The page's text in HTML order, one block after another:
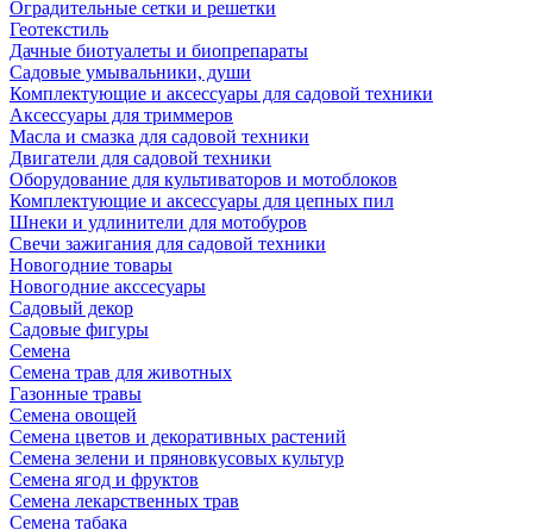
Оградительные сетки и решетки
Геотекстиль
Дачные биотуалеты и биопрепараты
Садовые умывальники, души
Комплектующие и аксессуары для садовой техники
Аксессуары для триммеров
Масла и смазка для садовой техники
Двигатели для садовой техники
Оборудование для культиваторов и мотоблоков
Комплектующие и аксессуары для цепных пил
Шнеки и удлинители для мотобуров
Свечи зажигания для садовой техники
Новогодние товары
Новогодние акссесуары
Садовый декор
Садовые фигуры
Семена
Семена трав для животных
Газонные травы
Семена овощей
Семена цветов и декоративных растений
Семена зелени и пряновкусовых культур
Семена ягод и фруктов
Семена лекарственных трав
Семена табака